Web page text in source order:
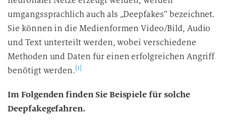
umgangssprachlich auch als „Deepfakes“ bezeichnet.
Sie können in die Medienformen Video/Bild, Audio
und Text unterteilt werden, wobei verschiedene
Methoden und Daten für einen erfolgreichen Angriff
benötigt werden. [1]
Im Folgenden finden Sie Beispiele für solche
Deepfakegefahren.